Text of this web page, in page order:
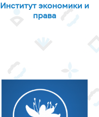
Институт экономики и
права